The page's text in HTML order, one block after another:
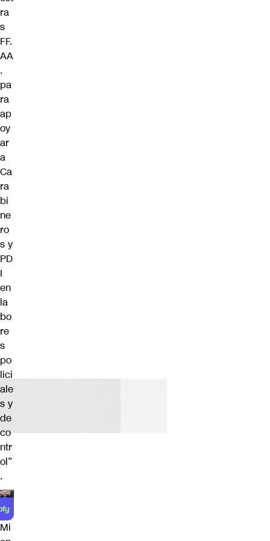
ra
s
FF.
AA
.
pa
ra
ap
oy
ar
a
Ca
ra
bi
ne
ro
s y
PD
I
en
la
bo
re
s
po
lici
ale
s y
de
co
ntr
ol”
.
Mi